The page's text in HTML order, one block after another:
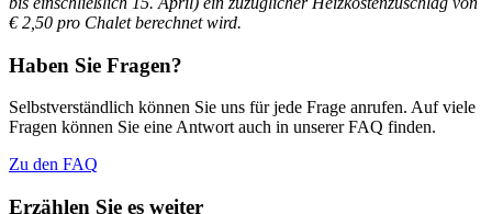
€ 2,50 pro Chalet berechnet wird.
Haben Sie Fragen?
Selbstverständlich können Sie uns für jede Frage anrufen. Auf viele
Fragen können Sie eine Antwort auch in unserer FAQ finden.
Zu den FAQ
Erzählen Sie es weiter